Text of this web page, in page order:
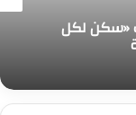
«سكن لكل